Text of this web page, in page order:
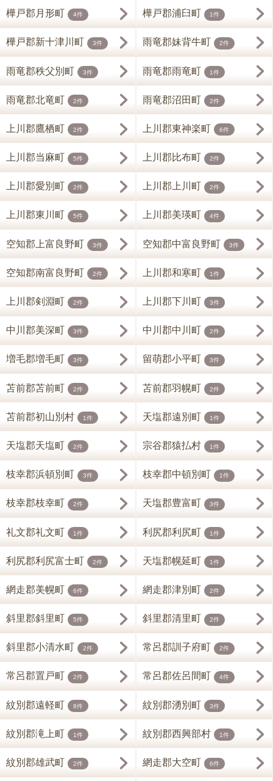
樺戸郡月形町 4件 樺戸郡浦臼町 1件
樺戸郡新十津川町 3件 雨竜郡妹背牛町 2件
雨竜郡秩父別町 3件 雨竜郡雨竜町 1件
雨竜郡北竜町 2件 雨竜郡沼田町 2件
上川郡鷹栖町 2件 上川郡東神楽町 6件
上川郡当麻町 5件 上川郡比布町 2件
上川郡愛別町 2件 上川郡上川町 2件
上川郡東川町 5件 上川郡美瑛町 4件
空知郡上富良野町 3件 空知郡中富良野町 3件
空知郡南富良野町 2件 上川郡和寒町 1件
上川郡剣淵町 2件 上川郡下川町 3件
中川郡美深町 3件 中川郡中川町 2件
増毛郡増毛町 3件 留萌郡小平町 3件
苫前郡苫前町 2件 苫前郡羽幌町 2件
苫前郡初山別村 1件 天塩郡遠別町 1件
天塩郡天塩町 2件 宗谷郡猿払村 1件
枝幸郡浜頓別町 3件 枝幸郡中頓別町 1件
枝幸郡枝幸町 2件 天塩郡豊富町 3件
礼文郡礼文町 1件 利尻郡利尻町 1件
利尻郡利尻富士町 2件 天塩郡幌延町 1件
網走郡美幌町 6件 網走郡津別町 2件
斜里郡斜里町 5件 斜里郡清里町 2件
斜里郡小清水町 2件 常呂郡訓子府町 2件
常呂郡置戸町 2件 常呂郡佐呂間町 4件
紋別郡遠軽町 8件 紋別郡湧別町 3件
紋別郡滝上町 1件 紋別郡西興部村 1件
紋別郡雄武町 2件 網走郡大空町 6件